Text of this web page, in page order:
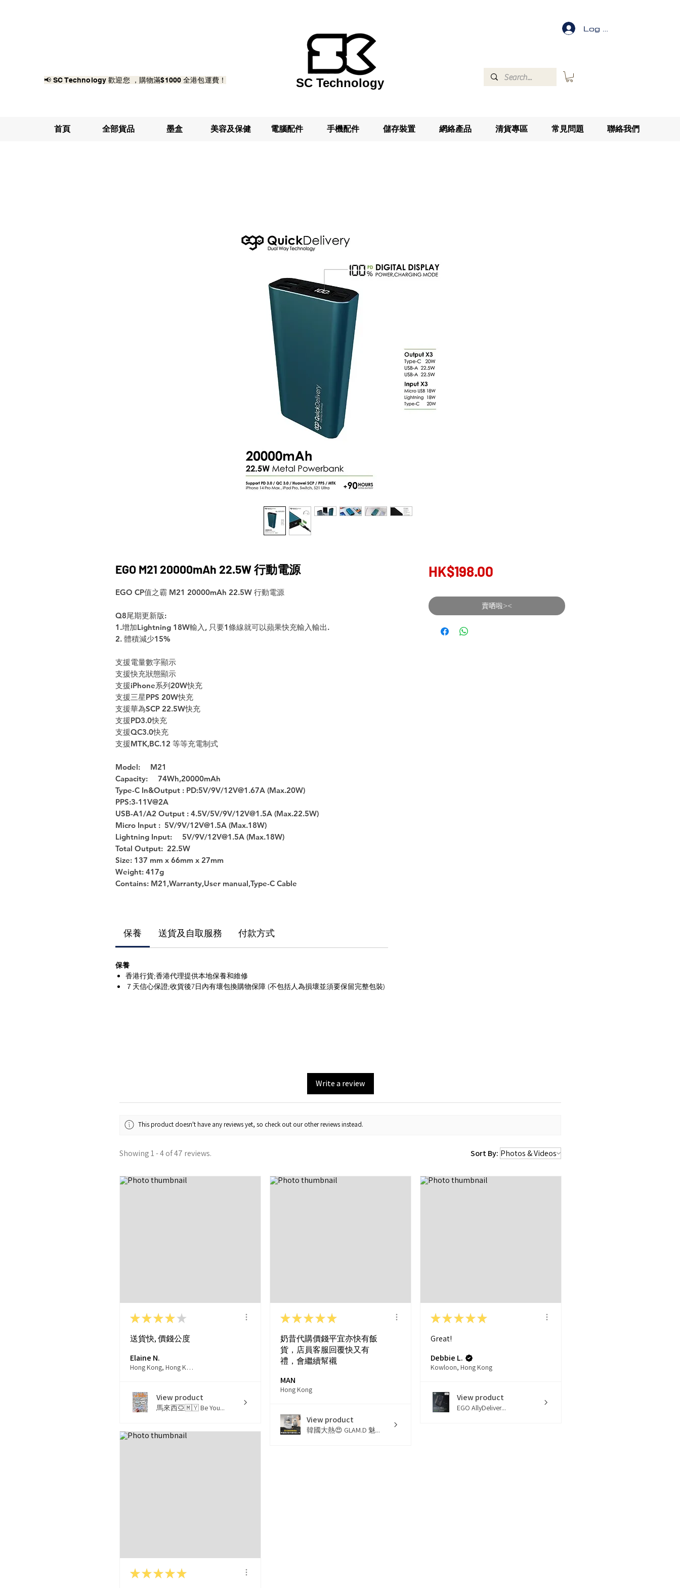
📢 SC Technology 歡迎您 ，購物滿$1000 全港包運費！ SC Technology
Log In
首頁 全部貨品 墨盒 美容及保健 電腦配件 手機配件 儲存裝置 網絡產品 清貨專區 常見問題 聯絡我們
EGO M21 20000mAh 22.5W 行動電源
EGO CP值之霸 M21 20000mAh 22.5W 行動電源
Q8尾期更新版:
1.增加Lightning 18W輸入, 只要1條線就可以蘋果快充輸入輸出.
2. 體積減少15%
支援電量數字顯示
支援快充狀態顯示
支援iPhone系列20W快充
支援三星PPS 20W快充
支援華為SCP 22.5W快充
支援PD3.0快充
支援QC3.0快充
支援MTK,BC.12 等等充電制式
Model: M21
Capacity: 74Wh,20000mAh
Type-C In&Output : PD:5V/9V/12V@1.67A (Max.20W)
PPS:3-11V@2A
USB-A1/A2 Output : 4.5V/5V/9V/12V@1.5A (Max.22.5W)
Micro Input : 5V/9V/12V@1.5A (Max.18W)
Lightning Input: 5V/9V/12V@1.5A (Max.18W)
Total Output: 22.5W
Size: 137 mm x 66mm x 27mm
Weight: 417g
Contains: M21,Warranty,User manual,Type-C Cable
保養 送貨及自取服務 付款方式
保養
香港行貨;香港代理提供本地保養和維修
７天信心保證;收貨後7日內有壞包換購物保障 (不包括人為損壞並須要保留完整包裝)
HK$198.00
賣哂啦><
Write a review
This product doesn't have any reviews yet, so check out our other reviews instead.
Showing 1 - 4 of 47 reviews. Sort By:
★★★★ ★
送貨快, 價錢公度
Elaine N.
Hong Kong, Hong Kong
View product
馬來西亞🇲🇾 Be You...
★★★★★
奶昔代購價錢平宜亦快有飯
貨，店員客服回覆快又有
禮，會繼續幫襯
MAN
Hong Kong
View product
韓國大熱😍 GLAM.D 魅...
★★★★★
Great!
Debbie L.
Kowloon, Hong Kong
View product
EGO AllyDeliver...
★★★★★